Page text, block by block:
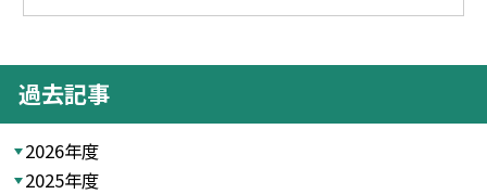
過去記事
2026年度
2025年度